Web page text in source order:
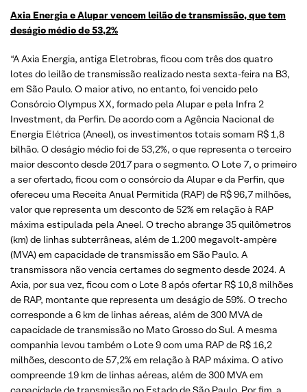
Axia Energia e Alupar vencem leilão de transmissão, que tem
deságio médio de 53,2%
“A Axia Energia, antiga Eletrobras, ficou com três dos quatro
lotes do leilão de transmissão realizado nesta sexta-feira na B3,
em São Paulo. O maior ativo, no entanto, foi vencido pelo
Consórcio Olympus XX, formado pela Alupar e pela Infra 2
Investment, da Perfin. De acordo com a Agência Nacional de
Energia Elétrica (Aneel), os investimentos totais somam R$ 1,8
bilhão. O deságio médio foi de 53,2%, o que representa o terceiro
maior desconto desde 2017 para o segmento. O Lote 7, o primeiro
a ser ofertado, ficou com o consórcio da Alupar e da Perfin, que
ofereceu uma Receita Anual Permitida (RAP) de R$ 96,7 milhões,
valor que representa um desconto de 52% em relação à RAP
máxima estipulada pela Aneel. O trecho abrange 35 quilômetros
(km) de linhas subterrâneas, além de 1.200 megavolt-ampère
(MVA) em capacidade de transmissão em São Paulo. A
transmissora não vencia certames do segmento desde 2024. A
Axia, por sua vez, ficou com o Lote 8 após ofertar R$ 10,8 milhões
de RAP, montante que representa um deságio de 59%. O trecho
corresponde a 6 km de linhas aéreas, além de 300 MVA de
capacidade de transmissão no Mato Grosso do Sul. A mesma
companhia levou também o Lote 9 com uma RAP de R$ 16,2
milhões, desconto de 57,2% em relação à RAP máxima. O ativo
compreende 19 km de linhas aéreas, além de 300 MVA em